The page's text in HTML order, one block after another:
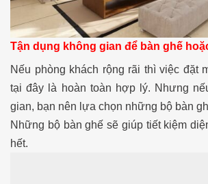
Tận dụng không gian để bàn ghế
Nếu phòng khách rộng rãi thì việc đặt
tại đây là hoàn toàn hợp lý. Nhưng
gian, bạn nên lựa chọn những bộ bàn
Những bộ bàn ghế sẽ giúp tiết kiệm
hết.